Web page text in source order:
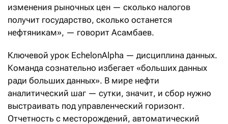
изменения рыночных цен — сколько налогов
получит государство, сколько останется
нефтяникам», — говорит Асамбаев.
Ключевой урок EchelonAlpha — дисциплина данных.
Команда сознательно избегает «больших данных
ради больших данных». В мире нефти
аналитический шаг — сутки, значит, и сбор нужно
выстраивать под управленческий горизонт.
Отчетность с месторождений, автоматический